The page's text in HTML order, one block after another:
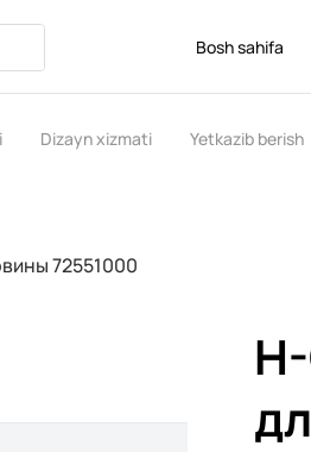
Bosh sahifa
Dizayn xizmati Yetkazib berish
72551000